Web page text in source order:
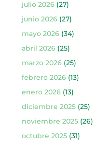
julio 2026(27)
junio 2026(27)
mayo 2026(34)
abril 2026(25)
marzo 2026(25)
febrero 2026(13)
enero 2026(13)
diciembre 2025(25)
noviembre 2025(26)
octubre 2025(31)